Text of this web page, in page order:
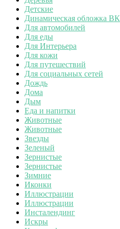
Детские
Динамическая обложка ВК
Для автомобилей
Для еды
Для Интерьера
Для кожи
Для путешествий
Для социальных сетей
Дождь
Дома
Дым
Еда и напитки
Животные
Животные
Звезды
Зеленый
Зернистые
Зернистые
Зимние
Иконки
Иллюстрации
Иллюстрации
Инсталендинг
Искры